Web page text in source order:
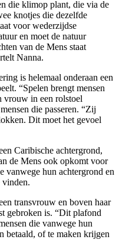
die klimop plant, die via de
knotjes die dezelfde
voor wederzijdse
en moet de natuur
van de Mens staat
Nanna.
is helemaal onderaan een
“Spelen brengt mensen
vrouw in een rolstoel
die passeren. “Zij
Dit moet het gevoel
Caribische achtergrond,
de Mens ook opkomt voor
vanwege hun achtergrond en
vinden.
transvrouw en boven haar
gebroken is. “Dit plafond
die vanwege hun
betaald, of te maken krijgen